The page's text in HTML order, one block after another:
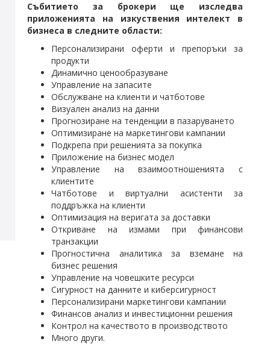
Събитието за брокери ще изследва
приложенията на изкуствения интелект в
бизнеса в следните области:
Персонализирани оферти и препоръки за
продукти
Динамично ценообразуване
Управление на запасите
Обслужване на клиенти и чатботове
Визуален анализ на данни
Прогнозиране на тенденции в пазаруването
Оптимизиране на маркетингови кампании
Подкрепа при решенията за покупка
Приложение на бизнес модел
Управление на взаимоотношенията с
клиентите
Чатботове и виртуални асистенти за
поддръжка на клиенти
Оптимизация на веригата за доставки
Откриване на измами при финансови
транзакции
Прогностична аналитика за вземане на
бизнес решения
Управление на човешките ресурси
Сигурност на данните и киберсигурност
Персонализирани маркетингови кампании
Финансов анализ и инвестиционни решения
Контрол на качеството в производството
Много други.